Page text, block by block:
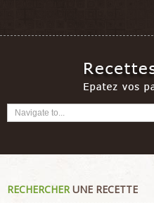
RECHERCHERUNE RECETTE